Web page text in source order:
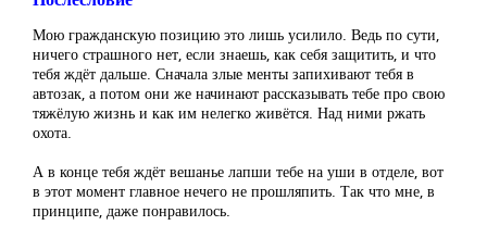
Мою гражданскую позицию это лишь усилило. Ведь по сути,
ничего страшного нет, если знаешь, как себя защитить, и что
тебя ждёт дальше. Сначала злые менты запихивают тебя в
автозак, а потом они же начинают рассказывать тебе про свою
тяжёлую жизнь и как им нелегко живётся. Над ними ржать
охота.
А в конце тебя ждёт вешанье лапши тебе на уши в отделе, вот
в этот момент главное нечего не прошляпить. Так что мне, в
принципе, даже понравилось.